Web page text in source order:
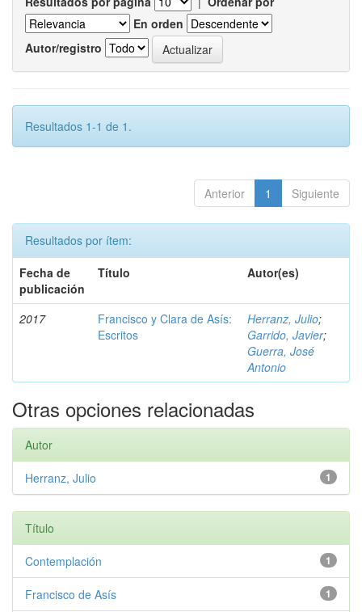
En orden
Autor/registro
Resultados 1-1 de 1.
Anterior 1 Siguiente
Resultados por ítem:
Fecha de
publicación
Título Autor(es)
2017
Francisco y Clara de Asís:
Escritos
Herranz, Julio;
Garrido, Javier;
Guerra, José
Antonio
Otras opciones relacionadas
Autor
1
Herranz, Julio
Título
1
Contemplación
1
Francisco de Asís